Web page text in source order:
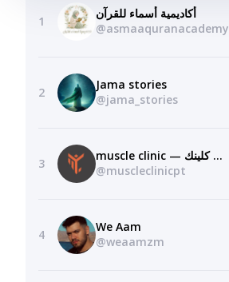
1
أكاديمية أسماء للقرآن
@asmaaquranacademy
2
Jama stories
@jama_stories
3
muscle clinic — ماسل كلينك
@muscleclinicpt
4
We Aam
@weaamzm